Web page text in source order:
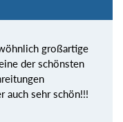
großartige
der schönsten
auch sehr schön!!!